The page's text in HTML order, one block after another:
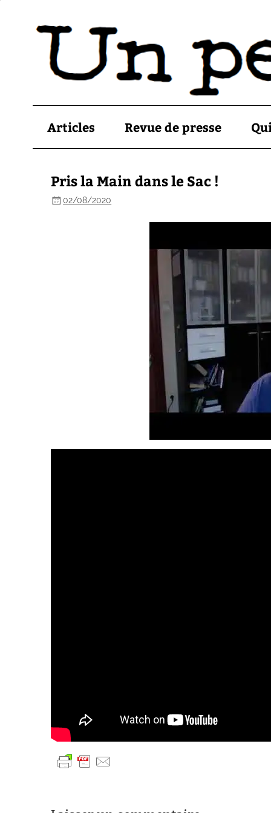
Articles Revue de presse
Pris la Main dans le Sac !
02/08/2020